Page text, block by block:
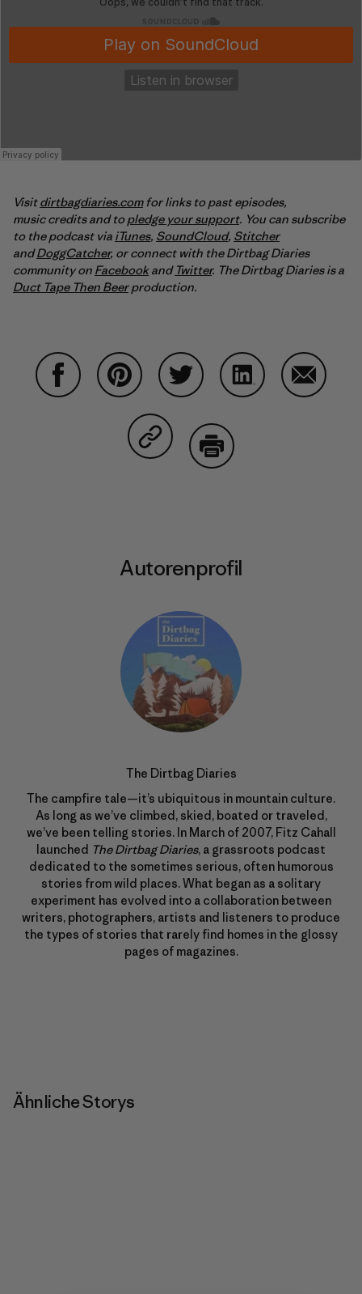
Visitdirtbagdiaries.comfor links to past episodes,
music credits and topledge your support. You can subscribe
to the podcast via iTunes, SoundCloud, Stitcher
andDoggCatcher, or connect with the Dirtbag Diaries
community on Facebookand Twitter. The Dirtbag Diaries is a
Duct Tape Then Beerproduction.
Auf Copy Link teilen
Autorenprofil
The Dirtbag Diaries
The campfire tale—it’s ubiquitous in mountain culture.
As long as we’ve climbed, skied, boated or traveled,
we’ve been telling stories. In March of 2007, Fitz Cahall
launched The Dirtbag Diaries, a grassroots podcast
dedicated to the sometimes serious, often humorous
stories from wild places. What began as a solitary
experiment has evolved into a collaboration between
writers, photographers, artists and listeners to produce
the types of stories that rarely find homes in the glossy
pages of magazines.
Ähnliche Storys